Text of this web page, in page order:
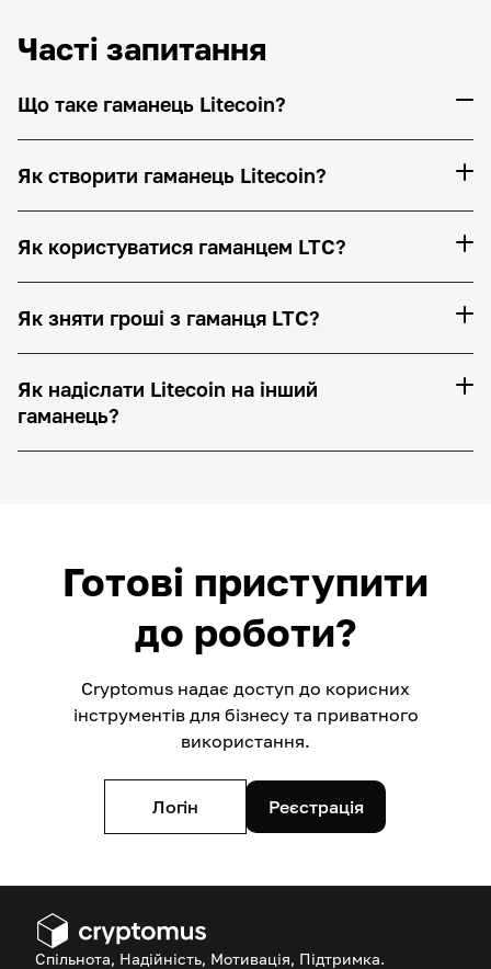
Часті запитання
Що таке гаманець Litecoin?
Як створити гаманець Litecoin?
Як користуватися гаманцем LTC?
Як зняти гроші з гаманця LTC?
Як надіслати Litecoin на інший
гаманець?
Готові приступити
до роботи?
Cryptomus надає доступ до корисних
інструментів для бізнесу та приватного
використання.
Логін Реєстрація
Спільнота, Надійність, Мотивація, Підтримка.